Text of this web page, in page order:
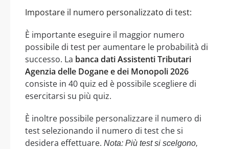
Impostare il numero personalizzato di test:
È importante eseguire il maggior numero
possibile di test per aumentare le probabilità di
successo. La banca dati Assistenti Tributari
Agenzia delle Dogane e dei Monopoli 2026
consiste in 40 quiz ed è possibile scegliere di
esercitarsi su più quiz.
È inoltre possibile personalizzare il numero di
test selezionando il numero di test che si
desidera effettuare. Nota: Più test si scelgono,